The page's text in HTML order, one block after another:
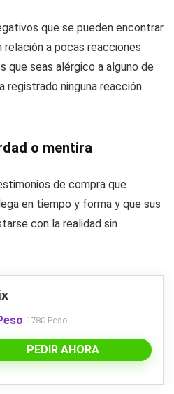
que se pueden encontrar
a pocas reacciones
que seas alérgico a alguno de
registrado ninguna reacción
o mentira
de compra que
en tiempo y forma y que sus
con la realidad sin
1780 Peso
PEDIR AHORA